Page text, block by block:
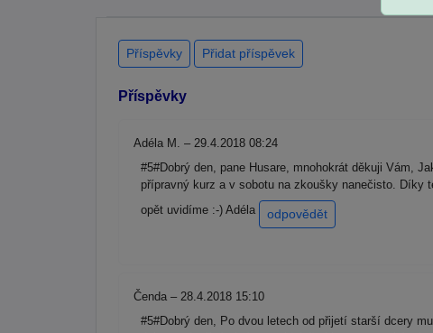
Příspěvky Přidat příspěvek
Příspěvky
Adéla M. – 29.4.2018 08:24
#5#Dobrý den, pane Husare, mnohokrát děkuji Vám,
přípravný kurz a v sobotu na zkoušky nanečisto. Díky
opět uvidíme :-) Adéla
odpovědět
Čenda – 28.4.2018 15:10
#5#Dobrý den, Po dvou letech od přijetí starší dcery